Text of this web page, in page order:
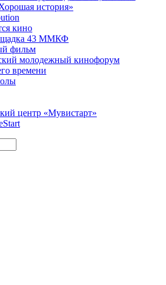
история»
кино
43 ММКФ
фильм
молодежный кинофорум
времени
центр «Мувистарт»